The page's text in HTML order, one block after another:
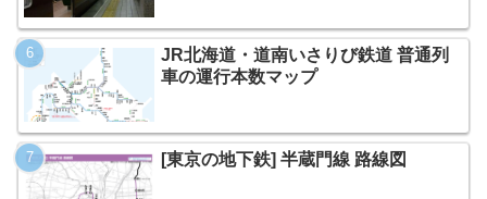
JR北海道・道南いさりび鉄道 普通列
車の運行本数マップ
[東京の地下鉄] 半蔵門線 路線図